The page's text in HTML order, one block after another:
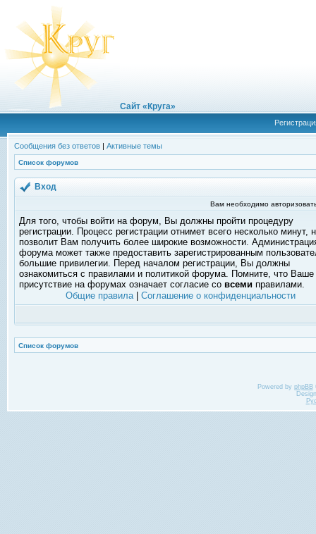
Сайт «Круга»
Сообщения без ответов | Активные темы
Список форумов
Вход
Вам необходимо
Для того, чтобы войти на форум, Вы должны пройти процедуру
регистрации. Процесс регистрации отнимет всего несколько минут,
позволит Вам получить более широкие возможности.
форума может также предоставить зарегистрированным
большие привилегии. Перед началом регистрации, Вы должны
ознакомиться с правилами и политикой форума. Помните, что Ваше
присутствие на форумах означает согласие со всеми правилами.
Общие правила| Соглашение о конфиденциальности
Список форумов
Powered by phpBB